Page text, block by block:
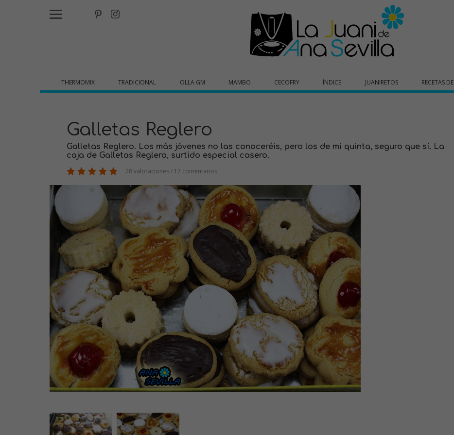
THERMOMIX TRADICIONAL OLLA GM MAMBO CECOFRY ÍNDICE JUANIRETOS RECETAS DE
Galletas Reglero
Galletas Reglero. Los más jóvenes no las conoceréis, pero los de mi quinta, seguro que sí. La
caja de Galletas Reglero, surtido especial casero.
28 valoraciones / 17 comentarios